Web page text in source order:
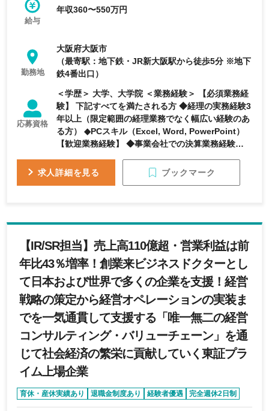
給与
年収360〜550万円
勤務地
大阪府大阪市
（最寄駅：地下鉄・JR新大阪駅から徒歩5分 ※地下
鉄4番出口）
応募資格
＜学歴＞ 大学、大学院 ＜業務経験＞ 【必須業務経
験】 下記すべてを満たされる方 ◆経理の実務経験3
年以上（限定範囲の経理業務でなく幅広い経験のあ
る方） ◆PCスキル（Excel, Word, PowerPoint）
【歓迎業務経験】 ◆事業会社での決算業務経験（勘
務等）業務に関わる会計・財務知識、人事・総務・
等）
求人詳細を見る ブックマーク
【IR/SR担当】売上高110億超・営業利益は前
年比43％増率！創業来ビジネスドクターとし
て日本および世界で多くの企業を支援！経営
戦略の策定から経営オペレーションの実装ま
でを一気通貫して支援する「唯一無二の経営
コンサルティング・バリューチェーン」を通
じて社会経済の繁栄に貢献していく東証プラ
イム上場企業
育休・産休実績あり 退職金制度あり 経験者優遇
完全週休2日制
年間休日120日以上